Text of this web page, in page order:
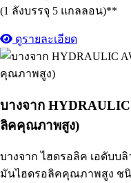
(1 ลังบรรจุ 5 แกลลอน)**
ดูรายละเอียด
บางจาก
ลิคคุณภาพสูง)
บางจาก ไฮดรอลิค เอดับบลิ
มันไฮดรอลิคคุณภาพสูง ช